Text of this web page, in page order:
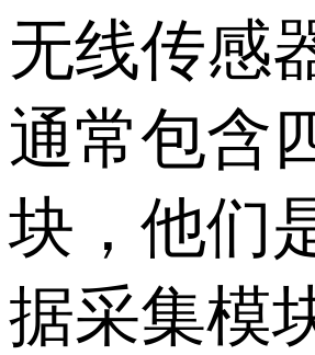
无线传感
通常包含
块，他们
据采集模